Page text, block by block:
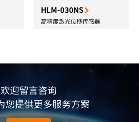
HLM-030NS
高精度激光位移传感器
欢迎留言咨询
您提供更多服务方案